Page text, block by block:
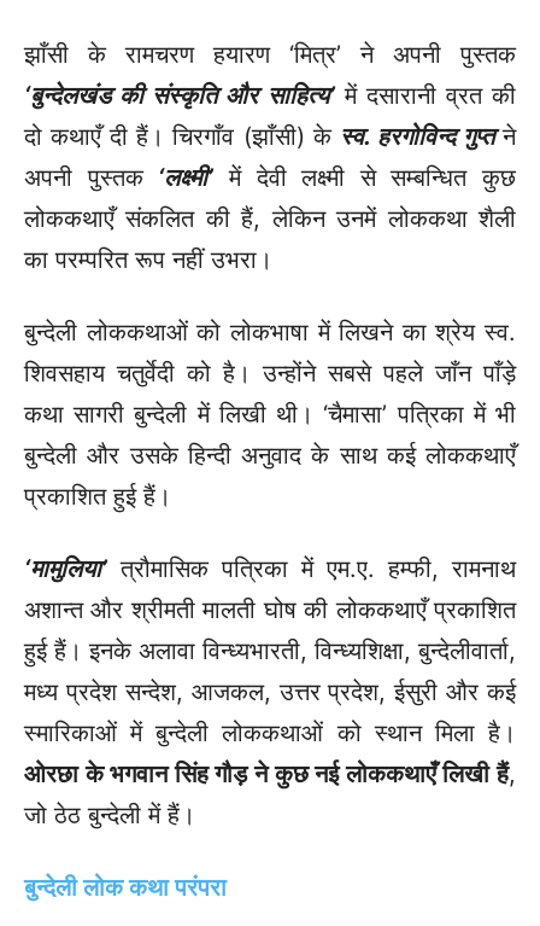
झाँसी के रामचरण हयारण ‘मित्र’ ने अपनी पुस्तक
‘बुन्देलखंड की संस्कृति और साहित्य’में दसारानी व्रत की
दो कथाएँ दी हैं। चिरगाँव (झाँसी) के स्व. हरगोविन्द गुप्तने
अपनी पुस्तक ‘लक्ष्मी’ में देवी लक्ष्मी से सम्बन्धित कुछ
लोककथाएँ संकलित की हैं, लेकिन उनमें लोककथा शैली
का परम्परित रूप नहीं उभरा।
बुन्देली लोककथाओं को लोकभाषा में लिखने का श्रेय स्व.
शिवसहाय चतुर्वेदी को है। उन्होंने सबसे पहले जाँन पाँड़े
कथा सागरी बुन्देली में लिखी थी। ‘चैमासा’ पत्रिका में भी
बुन्देली और उसके हिन्दी अनुवाद के साथ कई लोककथाएँ
प्रकाशित हुई हैं।
‘मामुलिया’ त्रौमासिक पत्रिका में एम.ए. हम्फी, रामनाथ
अशान्त और श्रीमती मालती घोष की लोककथाएँ प्रकाशित
हुई हैं। इनके अलावा विन्ध्यभारती, विन्ध्यशिक्षा, बुन्देलीवार्ता,
मध्य प्रदेश सन्देश, आजकल, उत्तर प्रदेश, ईसुरी और कई
स्मारिकाओं में बुन्देली लोककथाओं को स्थान मिला है।
ओरछा के भगवान सिंह गौड़ ने कुछ नई लोककथाएँ लिखी हैं,
जो ठेठ बुन्देली में हैं।
बुन्देली लोक कथा परंपरा